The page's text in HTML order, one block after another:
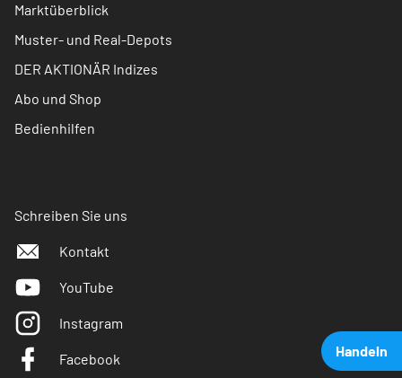
Handeln
Marktüberblick
Muster- und Real-Depots
DER AKTIONÄR Indizes
Abo und Shop
Bedienhilfen
Schreiben Sie uns
Kontakt
YouTube
Instagram
Facebook